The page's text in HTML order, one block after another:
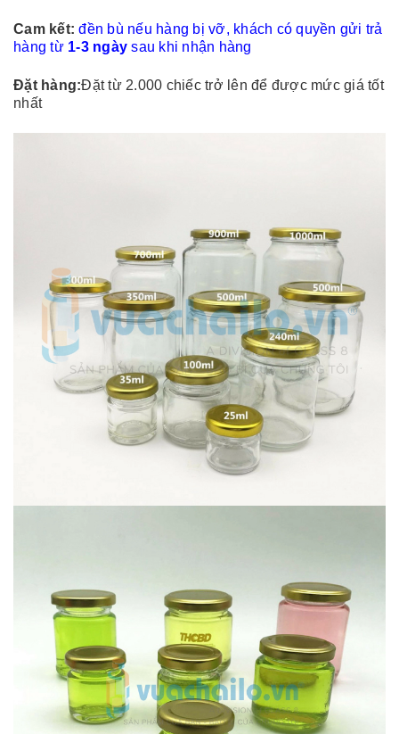
Cam kết:đền bù nếu hàng bị vỡ, khách có quyền gửi trả
hàng từ 1-3 ngày sau khi nhận hàng
Đặt hàng:Đặt từ 2.000 chiếc trở lên để được mức giá tốt
nhất